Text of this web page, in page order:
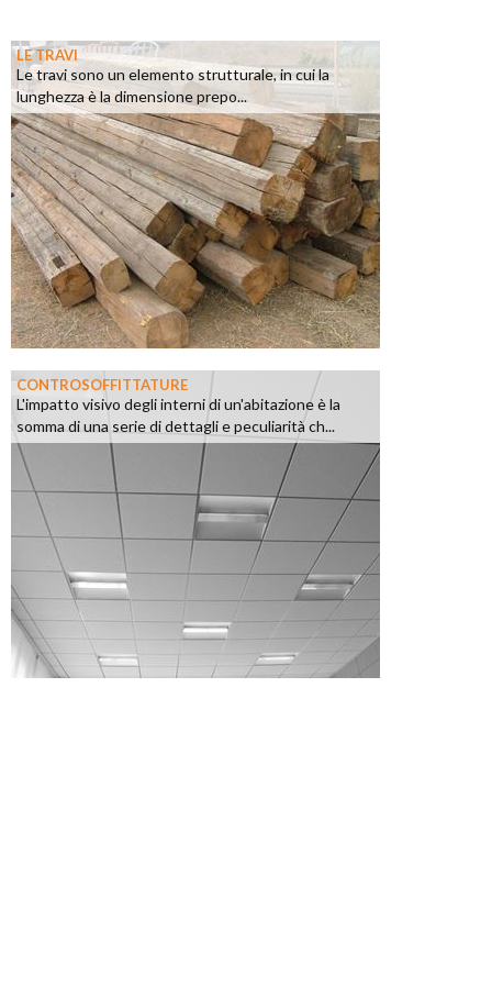
LE TRAVI
Le travi sono un elemento strutturale, in cui la
lunghezza è la dimensione prepo...
CONTROSOFFITTATURE
L'impatto visivo degli interni di un'abitazione è la
somma di una serie di dettagli e peculiarità ch...